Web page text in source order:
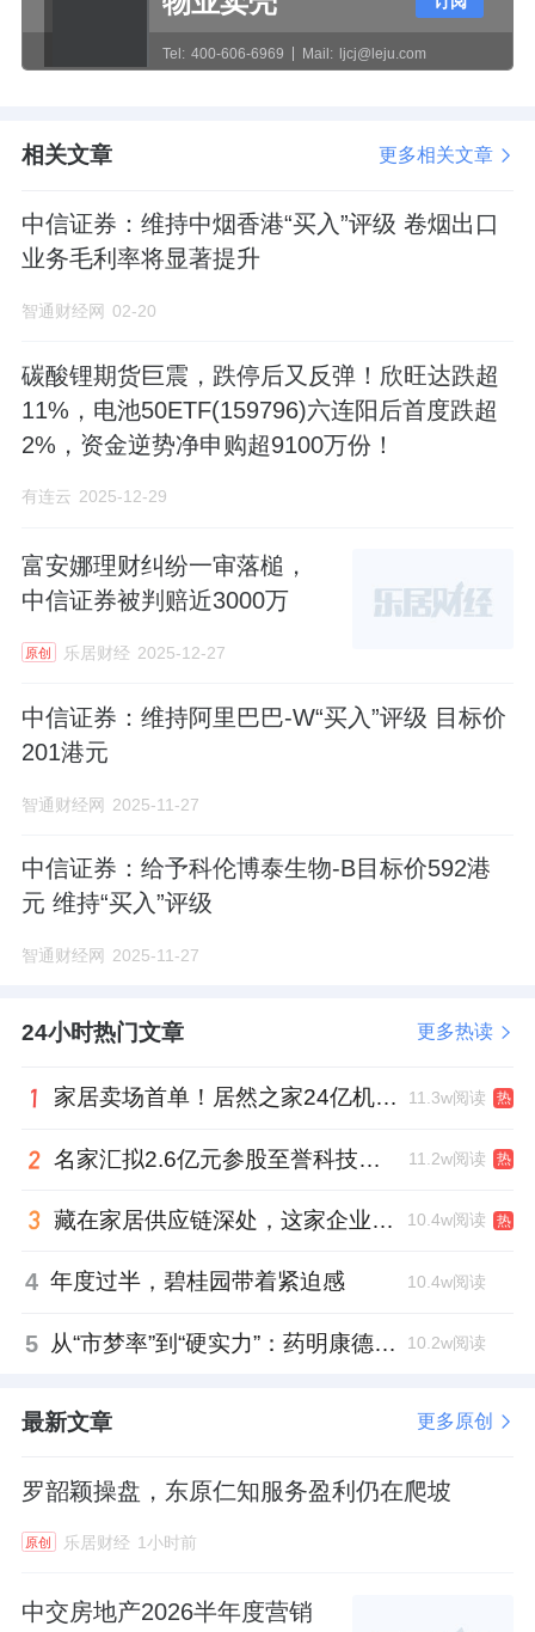
Tel: 400-606-6969 Mail: ljcj@leju.com
相关文章 更多相关文章
中信证券：维持中烟香港“买入”评级 卷烟出口
业务毛利率将显著提升
智通财经网 02-20
碳酸锂期货巨震，跌停后又反弹！欣旺达跌超
11%，电池50ETF(159796)六连阳后首度跌超
2%，资金逆势净申购超9100万份！
有连云 2025-12-29
富安娜理财纠纷一审落槌，
中信证券被判赔近3000万
原创 乐居财经 2025-12-27
中信证券：维持阿里巴巴-W“买入”评级 目标价
201港元
智通财经网 2025-11-27
中信证券：给予科伦博泰生物-B目标价592港
元 维持“买入”评级
智通财经网 2025-11-27
24小时热门文章 更多热读
家居卖场首单！居然之家24亿机构间REITs获深交所无异议函 11.3w阅读 热
名家汇拟2.6亿元参股至誉科技，跨界布局工业级固态存储 11.2w阅读 热
藏在家居供应链深处，这家企业正在悄悄转型 10.4w阅读 热
4 年度过半，碧桂园带着紧迫感 10.4w阅读
5 从“市梦率”到“硬实力”：药明康德如何用业绩填平2021年估值鸿沟？ 10.2w阅读
最新文章 更多原创
罗韶颖操盘，东原仁知服务盈利仍在爬坡
原创 乐居财经 1小时前
中交房地产2026半年度营销